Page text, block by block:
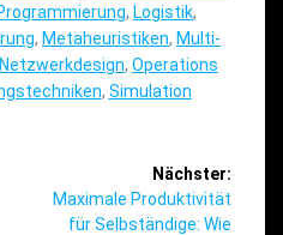
, Logistik,
, Metaheuristiken, Multi-
Netzwerkdesign, Operations
, Simulation
Nächster:
Nächster
Beitrag:
Maximale Produktivität
für Selbständige: Wie